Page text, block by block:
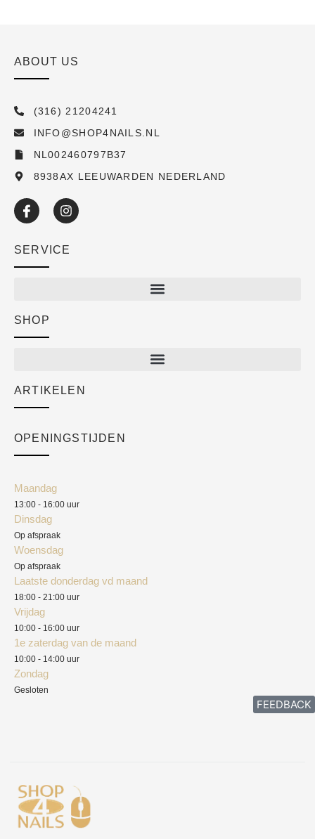
ABOUT US
(316) 21204241
INFO@SHOP4NAILS.NL
NL002460797B37
8938AX LEEUWARDEN NEDERLAND
SERVICE
Academy
SHOP
ARTIKELEN
OPENINGSTIJDEN
Maandag
13:00 - 16:00 uur
Dinsdag
Op afspraak
Woensdag
Op afspraak
Laatste donderdag vd maand
18:00 - 21:00 uur
Vrijdag
10:00 - 16:00 uur
1e zaterdag van de maand
10:00 - 14:00 uur
Zondag
Gesloten
FEEDBACK